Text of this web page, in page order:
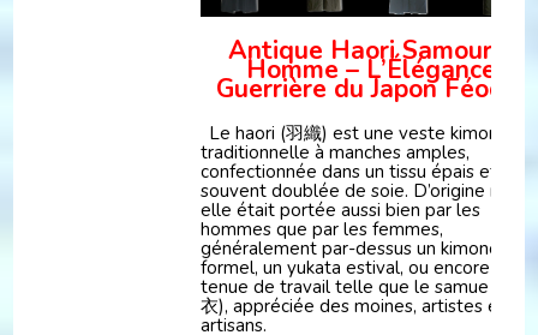
Antique Haori Samouraï
Homme – L’Élégance
Guerrière du Japon Féodal
Le haori (羽織) est une veste kimono
traditionnelle à manches amples,
confectionnée dans un tissu épais et
souvent doublée de soie. D’origine
elle était portée aussi bien par les
hommes que par les femmes,
généralement par-dessus un kimono
formel, un yukata estival, ou encore une
tenue de travail telle que le samue (作務
衣), appréciée des moines, artistes et
artisans.